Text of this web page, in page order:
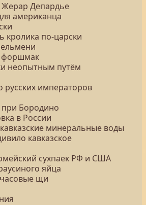
Жерар Депардье
американца
кролика по-царски
форшмак
неопытным путём
императоров
при Бородино
в России
минеральные воды
кавказское
сухпаек РФ и США
яйца
щи